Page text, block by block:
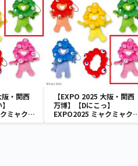
阪・関西
ミャク
きぬいぐ
【EXPO 2025 大阪・関西
万博】【Dにこっ】
EXPO2025 ミャクミャク
カラフルゴム紐付きぬいぐ